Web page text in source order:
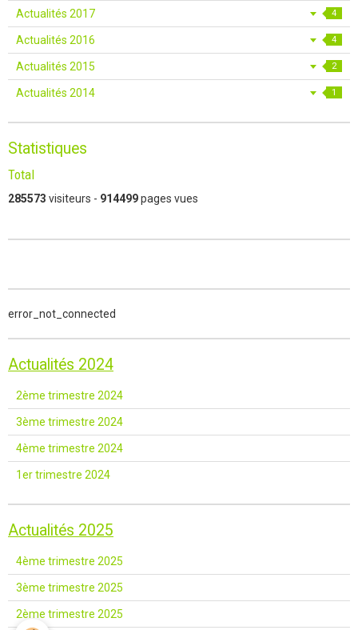
Actualités 2017 4
Actualités 2016 4
Actualités 2015 2
Actualités 2014 1
Statistiques
Total
285573 visiteurs - 914499pages vues
error_not_connected
Actualités 2024
2ème trimestre 2024
3ème trimestre 2024
4ème trimestre 2024
1er trimestre 2024
Actualités 2025
4ème trimestre 2025
3ème trimestre 2025
2ème trimestre 2025